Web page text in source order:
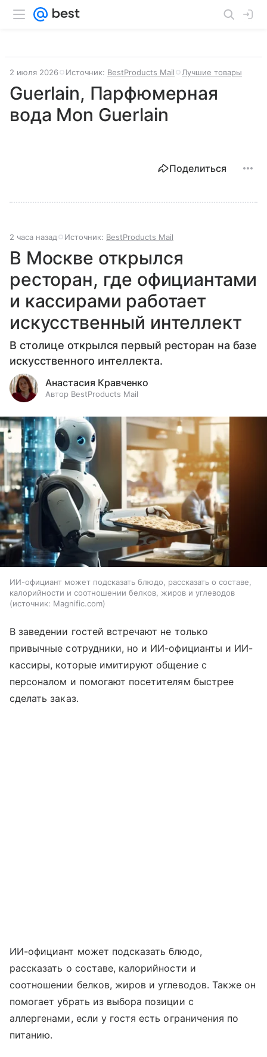
2 июля 2026 Источник: BestProducts Mail Лучшие товары
Guerlain, Парфюмерная
вода Mon Guerlain
Поделиться
2 часа назад Источник: BestProducts Mail
В Москве открылся
ресторан, где официантами
и кассирами работает
искусственный интеллект
В столице открылся первый ресторан на базе
искусственного интеллекта.
Анастасия Кравченко
Автор BestProducts Mail
ИИ-официант может подсказать блюдо, рассказать о составе,
калорийности и соотношении белков, жиров и углеводов
источник: Magnific.com
В заведении гостей встречают не только
привычные сотрудники, но и ИИ-официанты и ИИ-
кассиры, которые имитируют общение с
персоналом и помогают посетителям быстрее
сделать заказ.
ИИ-официант может подсказать блюдо,
рассказать о составе, калорийности и
соотношении белков, жиров и углеводов. Также он
помогает убрать из выбора позиции с
аллергенами, если у гостя есть ограничения по
питанию.